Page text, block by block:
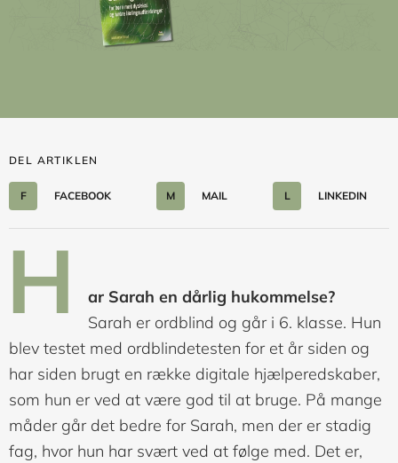
DEL ARTIKLEN
F FACEBOOK M MAIL L LINKEDIN
H
ar Sarah en dårlig hukommelse?
Sarah er ordblind og går i 6. klasse. Hun
blev testet med ordblindetesten for et år siden og
har siden brugt en række digitale hjælperedskaber,
som hun er ved at være god til at bruge. På mange
måder går det bedre for Sarah, men der er stadig
fag, hvor hun har svært ved at følge med. Det er,